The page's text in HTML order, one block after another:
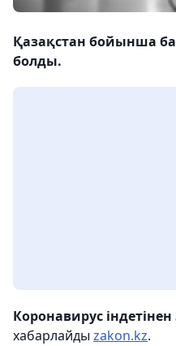
Қазақстан бойынша
болды.
Коронавирус
хабарлайды zakon.kz.